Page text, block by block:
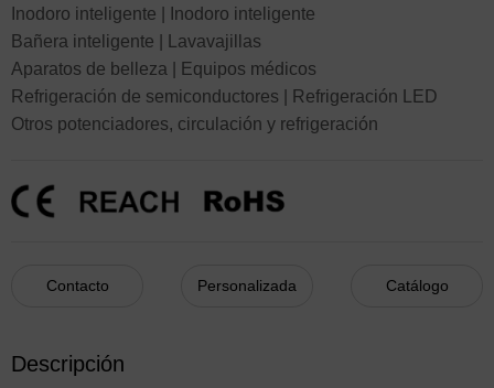
Inodoro inteligente | Inodoro inteligente
Bañera inteligente | Lavavajillas
Aparatos de belleza | Equipos médicos
Refrigeración de semiconductores | Refrigeración LED
Otros potenciadores, circulación y refrigeración
Contacto Personalizada Catálogo
Descripción